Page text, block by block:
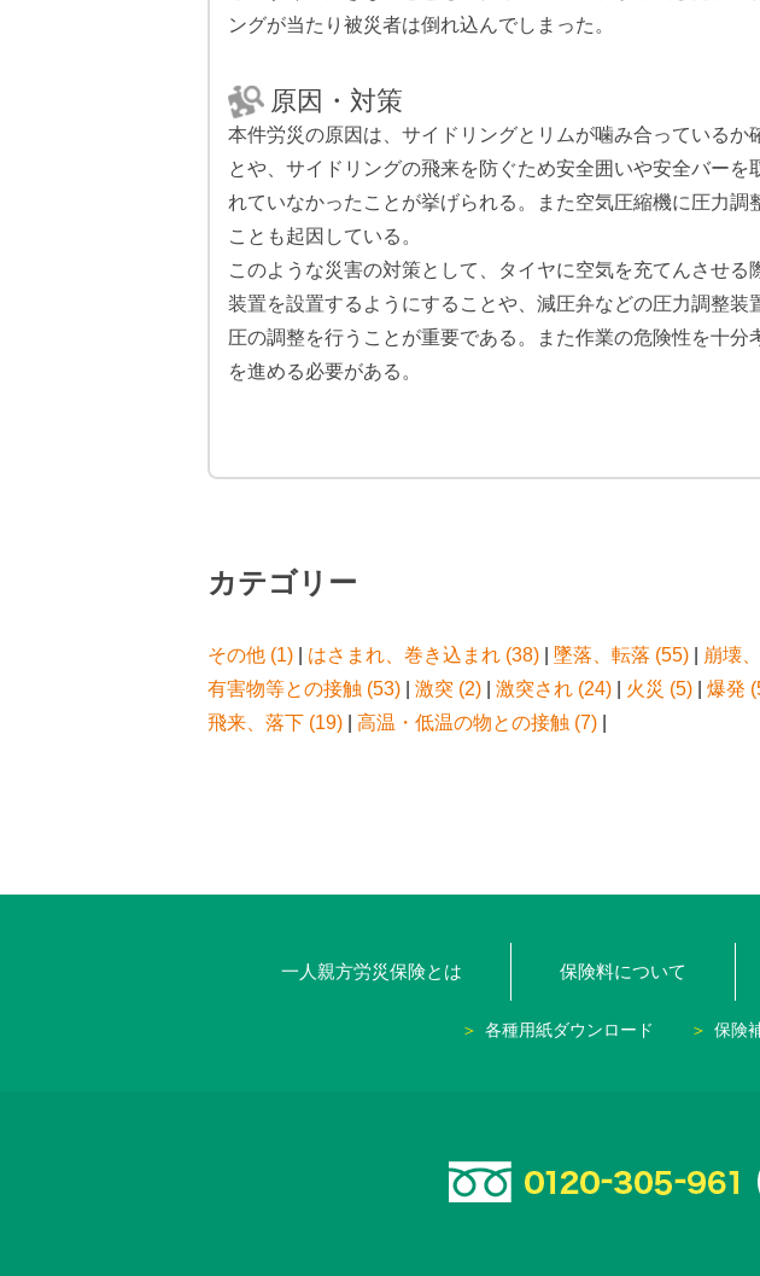
ングが当たり被災者は倒れ込んでしまった。
原因・対策
本件労災の原因は、サイドリングとリムが噛み合っているか
とや、サイドリングの飛来を防ぐため安全囲いや安全バーを
れていなかったことが挙げられる。また空気圧縮機に圧力調
ことも起因している。
このような災害の対策として、タイヤに空気を充てんさせる
装置を設置するようにすることや、減圧弁などの圧力調整装
圧の調整を行うことが重要である。また作業の危険性を十分
を進める必要がある。
カテゴリー
その他 (1) はさまれ、巻き込まれ (38) 墜落、転落 (55) 崩壊
有害物等との接触 (53)
激突 (2) 激突され (24) 火災 (5) 爆発
飛来、落下 (19)
高温・低温の物との接触 (7)
一人親方労災保険とは 保険料について
各種用紙ダウンロード 保険